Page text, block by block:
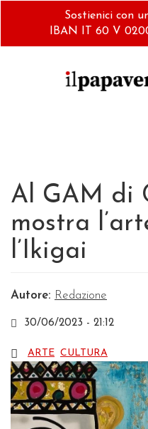
Sostienici con
IBAN IT 60 V
Al GAM di
mostra
l’Ikigai
Autore: Redazione
30/06/2023 - 21:12
ARTE CULTURA